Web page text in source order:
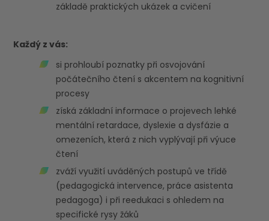
základě praktických ukázek a cvičení
Každý z vás:
si prohloubí poznatky při osvojování
počátečního čtení s akcentem na kognitivní
procesy
získá základní informace o projevech lehké
mentální retardace, dyslexie a dysfázie a
omezeních, která z nich vyplývají při výuce
čtení
zváží využití uváděných postupů ve třídě
(pedagogická intervence, práce asistenta
pedagoga) i při reedukaci s ohledem na
specifické rysy žáků